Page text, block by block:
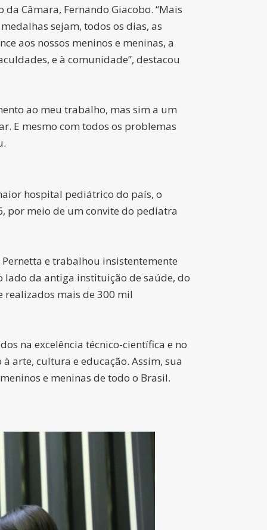
Câmara, Fernando Giacobo. “Mais
sejam, todos os dias, as
aos nossos meninos e meninas, a
e à comunidade”, destacou
ao meu trabalho, mas sim a um
E mesmo com todos os problemas
hospital pediátrico do país, o
por meio de um convite do pediatra
e trabalhou insistentemente
da antiga instituição de saúde, do
realizados mais de 300 mil
na excelência técnico-científica e no
arte, cultura e educação. Assim, sua
e meninas de todo o Brasil.